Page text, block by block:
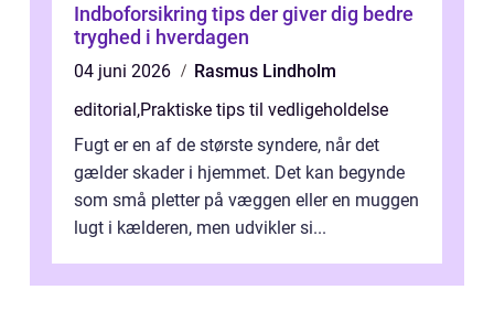
Indboforsikring tips der giver dig bedre
tryghed i hverdagen
04 juni 2026
Rasmus Lindholm
editorial,Praktiske tips til vedligeholdelse
Fugt er en af de største syndere, når det
gælder skader i hjemmet. Det kan begynde
som små pletter på væggen eller en muggen
lugt i kælderen, men udvikler si...